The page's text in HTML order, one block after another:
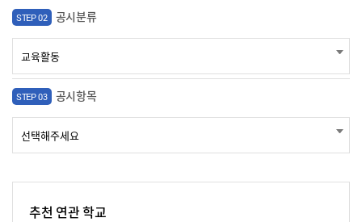
STEP 02 공시분류
STEP 03 공시항목
추천 연관 학교